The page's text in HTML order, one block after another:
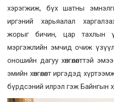
хэрэгжиж, бүх шатны
иргэний харьяалал
жорыг бичин, цар тахлын
мэргэжлийн эмчид очиж
оношийн дагуу хөнгөлөлттэй
эмийн хөнгөлөлт иргэдэд
бүрдсэний илрэл гэж Байнгын